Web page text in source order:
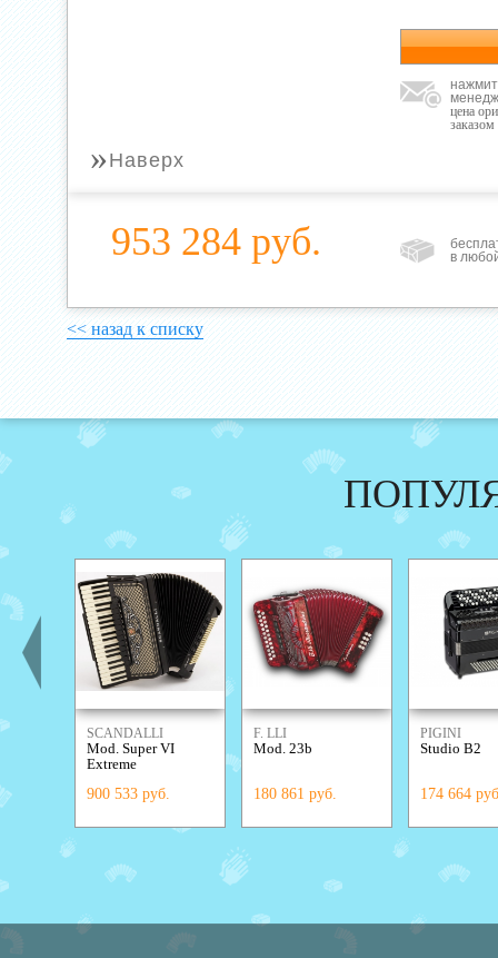
цена
заказом
» Наверх
953 284 руб.
в
<< назад к списку
SCANDALLI
Mod. Super VI
Extreme
900 533 руб.
F. LLI
ALESSANDRINI
Mod. 23b
180 861 руб.
PIGINI
Studio B2
174 664